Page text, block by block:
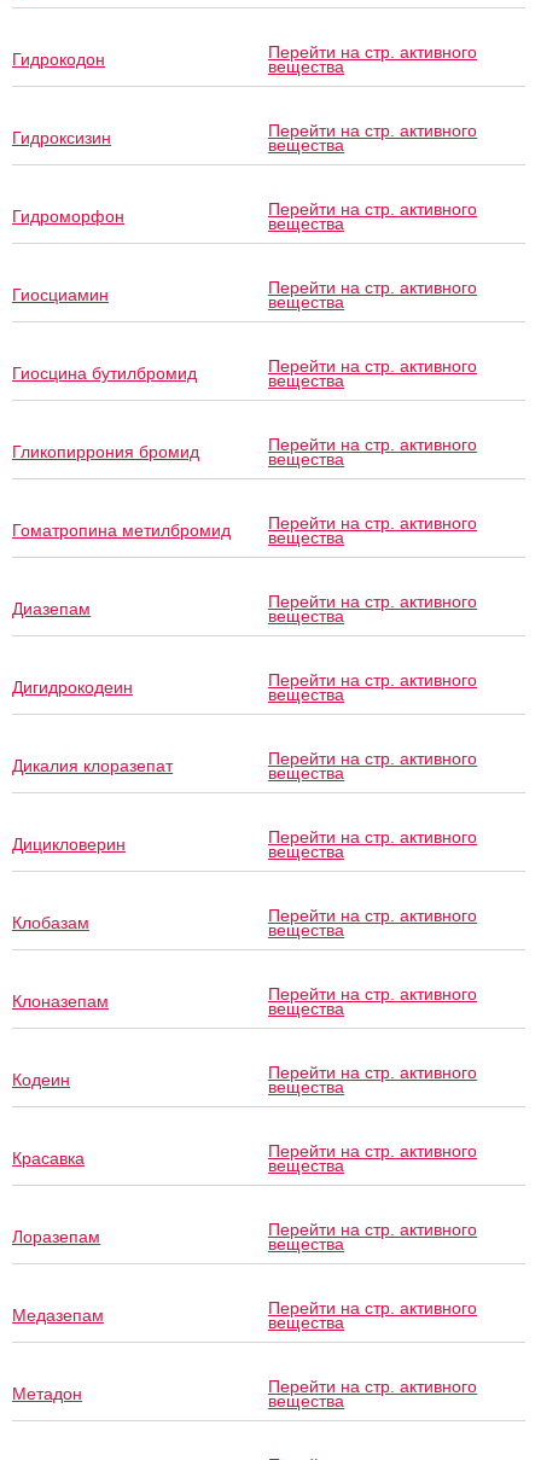
Гидрокодон Перейти на стр. активного
вещества
Гидроксизин Перейти на стр. активного
вещества
Гидроморфон Перейти на стр. активного
вещества
Гиосциамин Перейти на стр. активного
вещества
Гиосцина бутилбромид Перейти на стр. активного
вещества
Гликопиррония бромид Перейти на стр. активного
вещества
Гоматропина метилбромид Перейти на стр. активного
вещества
Диазепам Перейти на стр. активного
вещества
Дигидрокодеин Перейти на стр. активного
вещества
Дикалия клоразепат Перейти на стр. активного
вещества
Дицикловерин Перейти на стр. активного
вещества
Клобазам Перейти на стр. активного
вещества
Клоназепам Перейти на стр. активного
вещества
Кодеин Перейти на стр. активного
вещества
Красавка Перейти на стр. активного
вещества
Лоразепам Перейти на стр. активного
вещества
Медазепам Перейти на стр. активного
вещества
Метадон Перейти на стр. активного
вещества